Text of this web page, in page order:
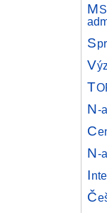
M
S
V
T
N-
C
N-
I
Č